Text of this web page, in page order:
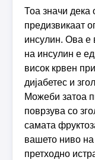
Тоа значи дека
предизвикаат
инсулин. Ова е
на инсулин е
висок крвен
дијабетес и
Можеби затоа
поврзува со
самата
вашето ниво
претходно